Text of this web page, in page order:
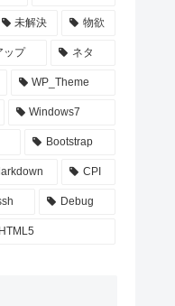
未解決 物欲
ップ ネタ
WP_Theme
Windows7
Bootstrap
CPI
Debug
HTML5